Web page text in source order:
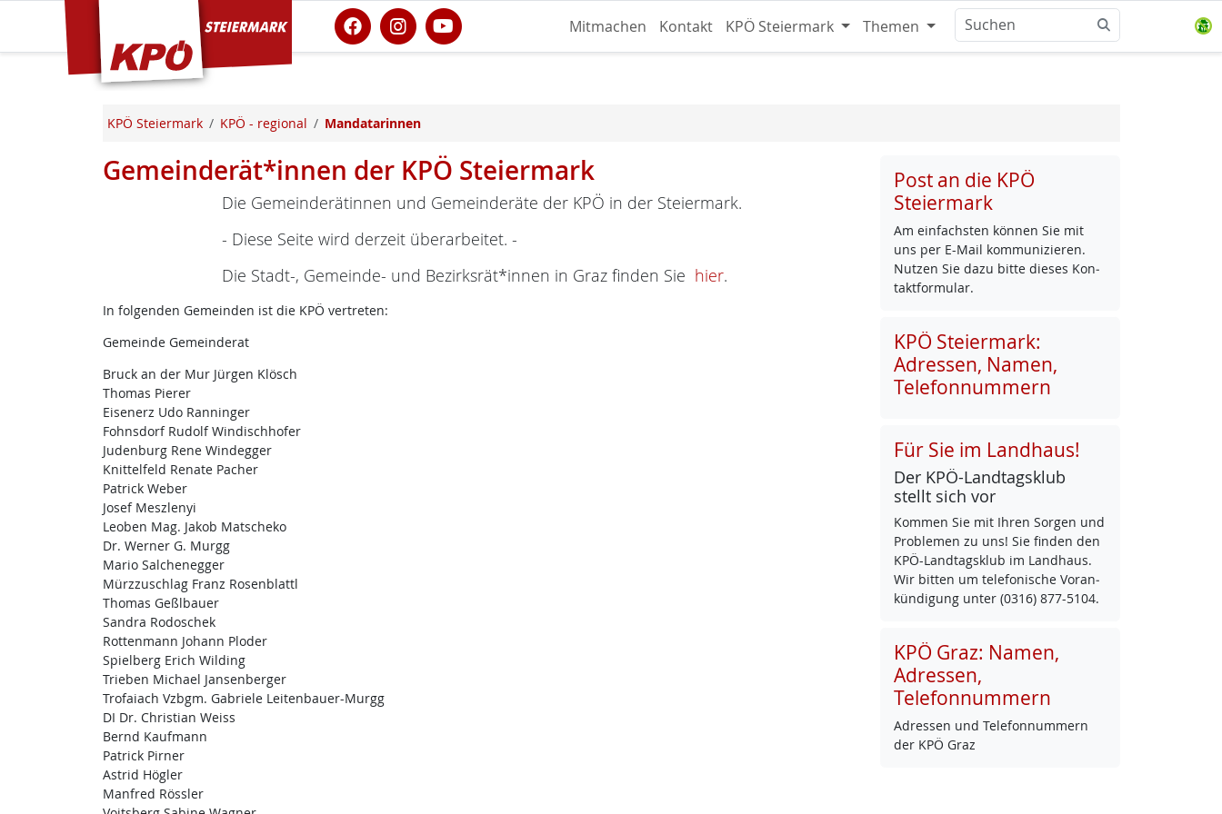
KPÖ Steiermark Mitmachen Kontakt KPÖ Steiermark Themen
KPÖ Steiermark KPÖ - regional Mandatarinnen
Gemeinderät*innen der KPÖ Steiermark
Die Gemeinderätinnen und Gemeinderäte der KPÖ in der Steiermark.
- Diese Seite wird derzeit überarbeitet. -
Die Stadt-, Gemeinde- und Bezirksrät*innen in Graz finden Sie hier.
In folgenden Gemeinden ist die KPÖ vertreten:
Gemeinde Gemeinderat
Bruck an der Mur Jürgen Klösch
Thomas Pierer
Eisenerz Udo Ranninger
Fohnsdorf Rudolf Windischhofer
Judenburg Rene Windegger
Knittelfeld Renate Pacher
Patrick Weber
Josef Meszlenyi
Leoben Mag. Jakob Matscheko
Dr. Werner G. Murgg
Mario Salchenegger
Mürzzuschlag Franz Rosenblattl
Thomas Geßlbauer
Sandra Rodoschek
Rottenmann Johann Ploder
Spielberg Erich Wilding
Trieben Michael Jansenberger
Trofaiach Vzbgm. Gabriele Leitenbauer-Murgg
DI Dr. Christian Weiss
Bernd Kaufmann
Patrick Pirner
Astrid Högler
Manfred Rössler
Post an die KPÖ
Steiermark
Am ein­fachs­ten kön­nen Sie mit
uns per E-Mail kom­mu­ni­zie­ren.
Nut­zen Sie da­zu bit­te die­ses Kon­
takt­for­mu­lar.
KPÖ Steiermark:
Adressen, Namen,
Telefonnummern
Für Sie im Landhaus!
Der KPÖ-Land­tags­klub
stellt sich vor
Kom­men Sie mit Ih­ren Sor­gen und
Pro­b­le­men zu uns! Sie fin­den den
KPÖ-Land­tags­klub im Land­haus.
Wir bit­ten um te­le­fo­ni­sche Vor­an­
kün­di­gung un­ter (0316) 877-5104.
KPÖ Graz: Namen,
Adressen,
Telefonnummern
Adres­sen und Te­le­fon­num­mern
der KPÖ Graz